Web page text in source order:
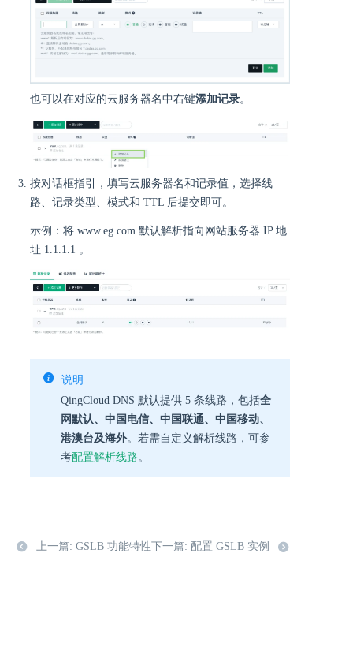
也可以在对应的云服务器名中右键添加记录。
按对话框指引，填写云服务器名和记录值，选择线
路、记录类型、模式和 TTL 后提交即可。
示例：将 www.eg.com 默认解析指向网站服务器 IP 地
址 1.1.1.1 。
说明
QingCloud DNS 默认提供 5 条线路，包括全
网默认、中国电信、中国联通、中国移动、
港澳台及海外。若需自定义解析线路，可参
考配置解析线路 。
上一篇: GSLB 功能特性下一篇: 配置 GSLB 实例